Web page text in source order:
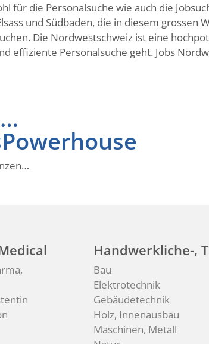
für die Personalsuche wie auch die
und Südbaden, die in diesem grossen
Die Nordwestschweiz ist eine
effiziente Personalsuche geht. Jobs
Handwerkliche-,
Bau
Elektrotechnik
Gebäudetechnik
Holz, Innenausbau
Maschinen, Metall